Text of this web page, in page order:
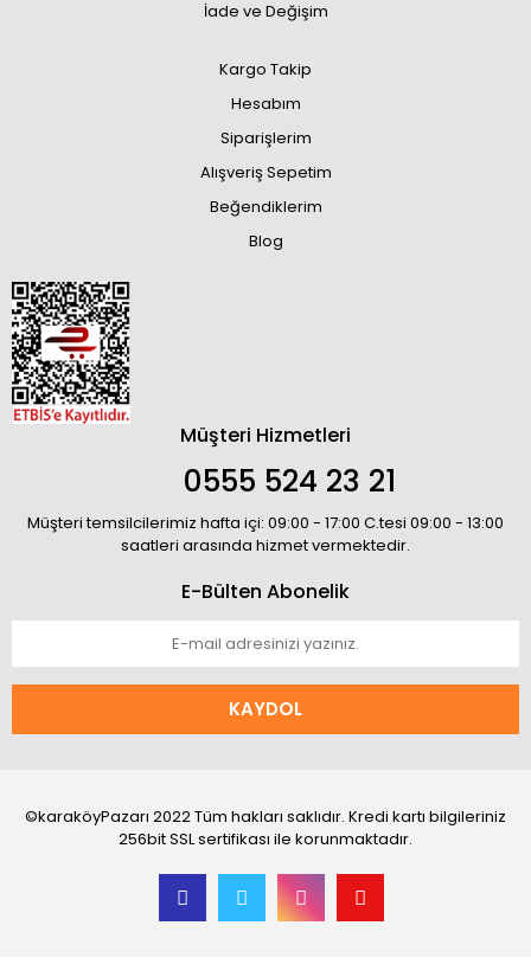
İade ve Değişim
Kargo Takip
Hesabım
Siparişlerim
Alışveriş Sepetim
Beğendiklerim
Blog
Müşteri Hizmetleri
0555 524 23 21
Müşteri temsilcilerimiz hafta içi: 09:00 - 17:00 C.tesi 09:00 - 13:00
saatleri arasında hizmet vermektedir.
E-Bülten Abonelik
KAYDOL
©karaköyPazarı 2022 Tüm hakları saklıdır. Kredi kartı bilgileriniz
256bit SSL sertifikası ile korunmaktadır.